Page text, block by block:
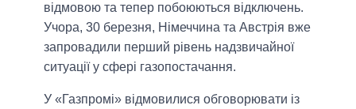
відмовою та тепер побоюються відключень.
Учора, 30 березня, Німеччина та Австрія вже
запровадили перший рівень надзвичайної
ситуації у сфері газопостачання.
У «Газпромі» відмовилися обговорювати із